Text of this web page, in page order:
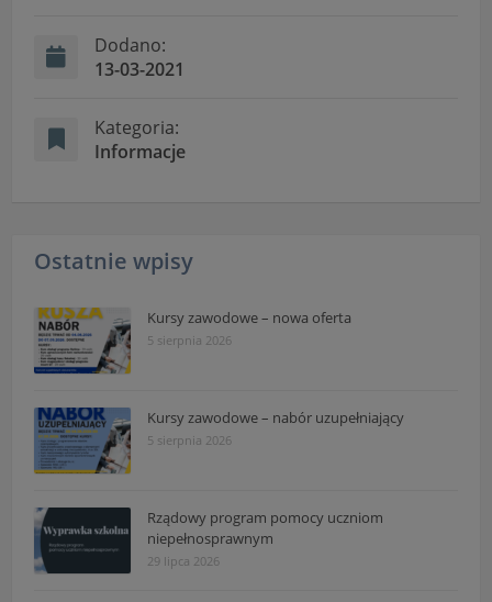
Dodano:
13-03-2021
Kategoria:
Informacje
Ostatnie wpisy
Kursy zawodowe – nowa oferta
5 sierpnia 2026
Kursy zawodowe – nabór uzupełniający
5 sierpnia 2026
Rządowy program pomocy uczniom
niepełnosprawnym
29 lipca 2026